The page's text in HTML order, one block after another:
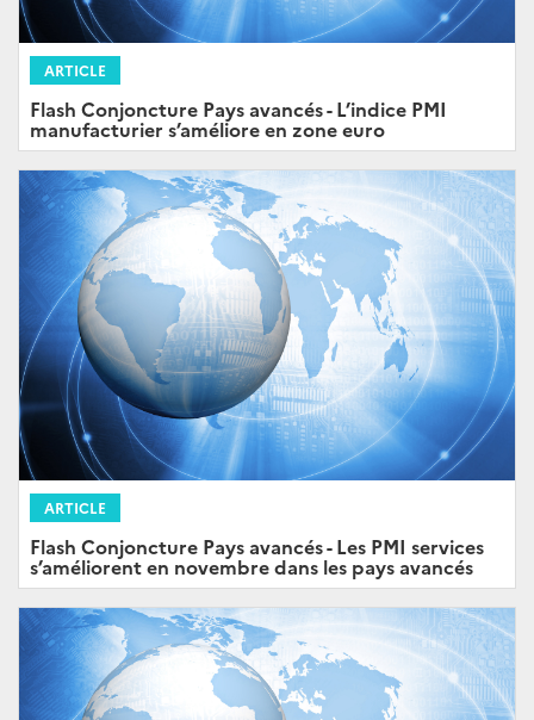
ARTICLE
Flash Conjoncture Pays avancés - L’indice PMI
manufacturier s’améliore en zone euro
ARTICLE
Flash Conjoncture Pays avancés - Les PMI services
s’améliorent en novembre dans les pays avancés